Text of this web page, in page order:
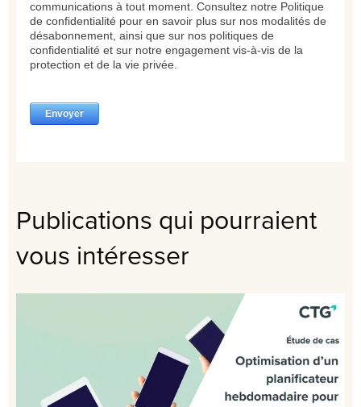
Publications qui pourraient
vous intéresser